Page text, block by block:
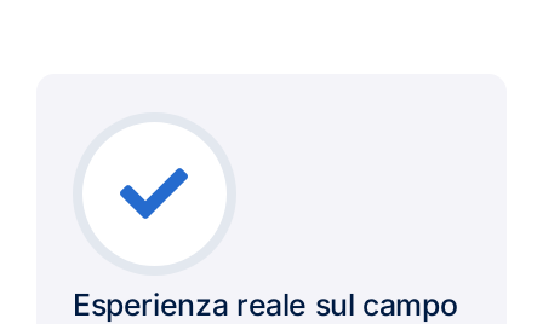
Esperienza reale sul campo